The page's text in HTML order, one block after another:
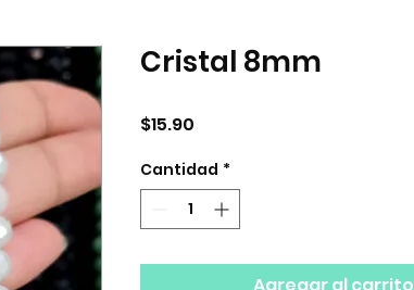
Cristal 8mm
$15.90
Cantidad *